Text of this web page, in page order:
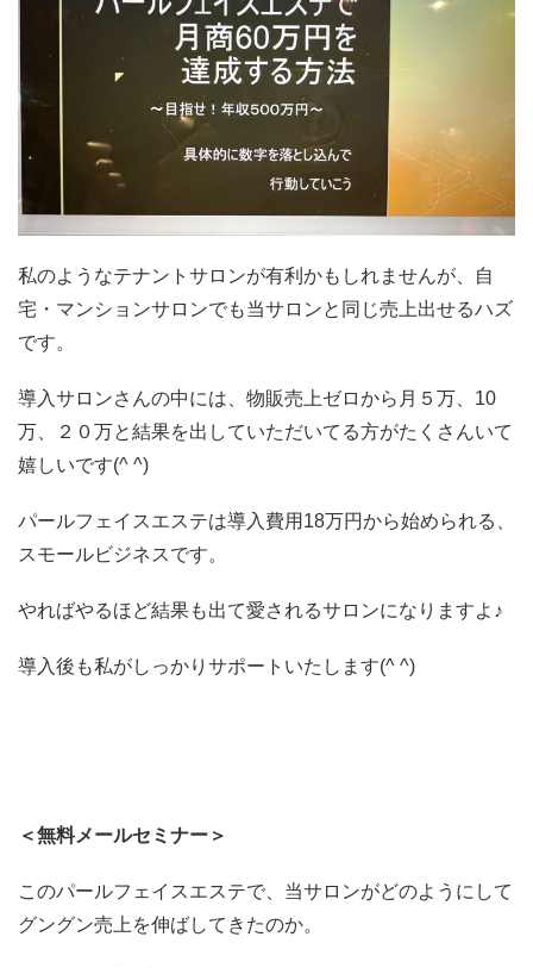
私のようなテナントサロンが有利かもしれませんが、自
宅・マンションサロンでも当サロンと同じ売上出せるハズ
です。
導入サロンさんの中には、物販売上ゼロから月５万、10
万、２０万と結果を出していただいてる方がたくさんいて
嬉しいです(^ ^)
パールフェイスエステは導入費用18万円から始められる、
スモールビジネスです。
やればやるほど結果も出て愛されるサロンになりますよ♪
導入後も私がしっかりサポートいたします(^ ^)
＜無料メールセミナー＞
このパールフェイスエステで、当サロンがどのようにして
グングン売上を伸ばしてきたのか。